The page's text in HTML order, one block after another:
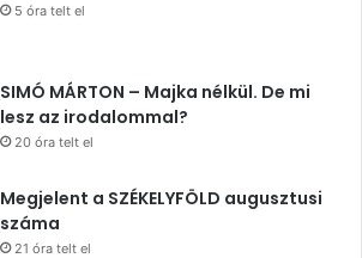
5 óra telt el
SIMÓ MÁRTON – Majka nélkül. De mi
lesz az irodalommal?
20 óra telt el
Megjelent a SZÉKELYFÖLD augusztusi
száma
21 óra telt el